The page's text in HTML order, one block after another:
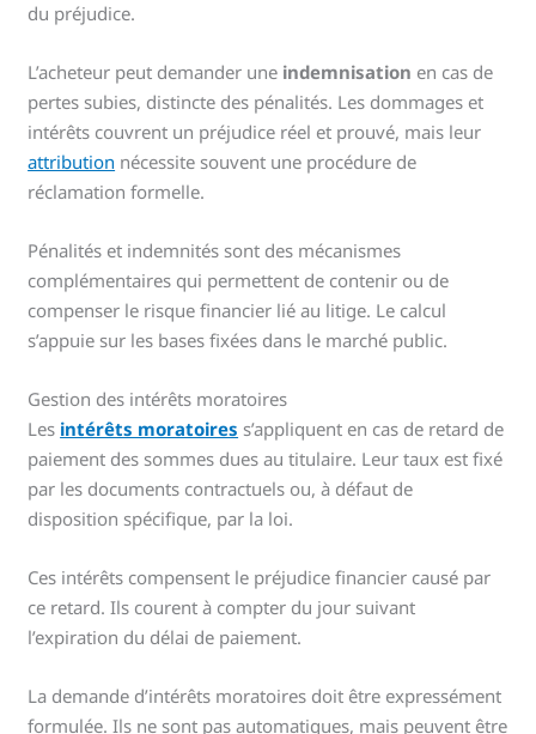
du préjudice.
L’acheteur peut demander une indemnisation en cas de
pertes subies, distincte des pénalités. Les dommages et
intérêts couvrent un préjudice réel et prouvé, mais leur
attribution nécessite souvent une procédure de
réclamation formelle.
Pénalités et indemnités sont des mécanismes
complémentaires qui permettent de contenir ou de
compenser le risque financier lié au litige. Le calcul
s’appuie sur les bases fixées dans le marché public.
Gestion des intérêts moratoires
Les intérêts moratoires s’appliquent en cas de retard de
paiement des sommes dues au titulaire. Leur taux est fixé
par les documents contractuels ou, à défaut de
disposition spécifique, par la loi.
Ces intérêts compensent le préjudice financier causé par
ce retard. Ils courent à compter du jour suivant
l’expiration du délai de paiement.
La demande d’intérêts moratoires doit être expressément
formulée. Ils ne sont pas automatiques, mais peuvent être